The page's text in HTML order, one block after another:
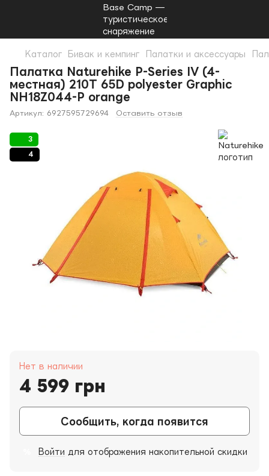
Каталог Бивак и кемпинг Палатки и аксессуары
Палатка Naturehike P-Series IV (4-
местная) 210T 65D polyester Graphic
NH18Z044-P orange
Артикул: 6927595729694 Оставить отзыв
3
4
Нет в наличии
4 599 грн
Сообщить, когда появится
Войти для отображения накопительной скидки